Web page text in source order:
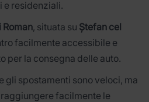
e residenziali.
, situata su Ștefan cel
facilmente accessibile e
per la consegna delle auto.
gli spostamenti sono veloci, ma
facilmente le